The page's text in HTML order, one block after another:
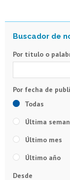
Por título o
Todas
Última
Último mes
Último año
Desde